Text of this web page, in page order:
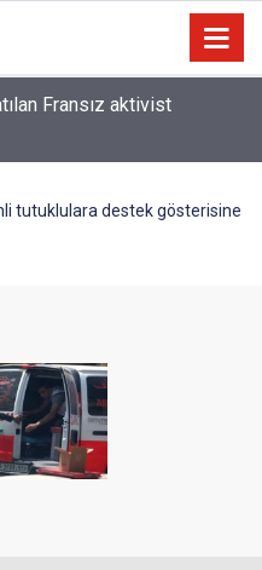
Fransız aktivist
tutuklulara destek gösterisine